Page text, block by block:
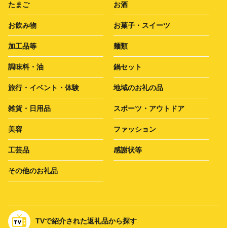
たまご お酒
お飲み物 お菓子・スイーツ
加工品等 麺類
調味料・油 鍋セット
旅行・イベント・体験 地域のお礼の品
雑貨・日用品 スポーツ・アウトドア
美容 ファッション
工芸品 感謝状等
その他のお礼品
TVで紹介された返礼品から探す